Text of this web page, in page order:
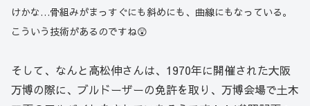
けかな …骨組みがまっすぐにも斜めにも、曲線にもなっている。
こういう技術があるのですね😲
そして、なんと高松伸さんは、1970年に開催された大阪
万博の際に、ブルドーザーの免許を取り、万博会場で土木